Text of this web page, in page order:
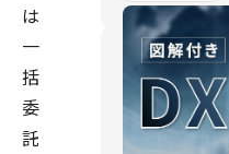
は
一
括
委
託